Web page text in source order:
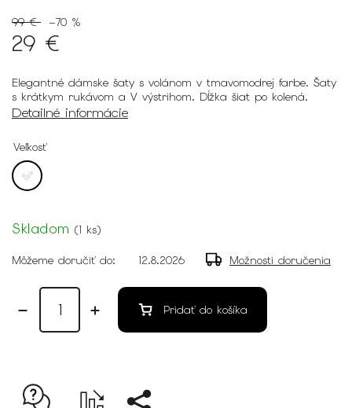
99 € –70 %
29 €
Elegantné dámske šaty s volánom v tmavomodrej farbe. Šaty
s krátkym rukávom a V výstrihom. Dĺžka šiat po kolená.
Detailné informácie
Veľkosť
Skladom (1 ks)
Môžeme doručiť do: 12.8.2026 Možnosti doručenia
Pridať do košíka